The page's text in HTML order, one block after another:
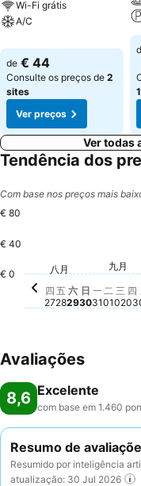
Wi-Fi grátis
A/C
de € 44
Consulte os preços de 2
sites
Ver preços
Ver todas
Tendência dos
Com base nos preços mais
€ 80
€ 40
€ 0 星期四, 八月 27
€ 44
八月
四
27
五
28
六
29
星期日,
€ 51
日
30
星期一
€ 51
一
31
星期
€ 51
九月
二
01
星
三
02
四
03
Avaliações
8,6 Excelente
com base em 1.460
Resumo de
Resumido por inteligência
atualização: 30 Jul 2026